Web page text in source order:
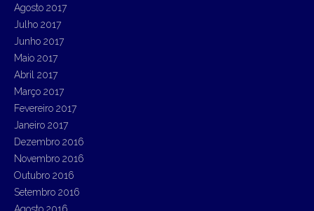
Agosto 2017
Julho 2017
Junho 2017
Maio 2017
Abril 2017
Março 2017
Fevereiro 2017
Janeiro 2017
Dezembro 2016
Novembro 2016
Outubro 2016
Setembro 2016
Agosto 2016